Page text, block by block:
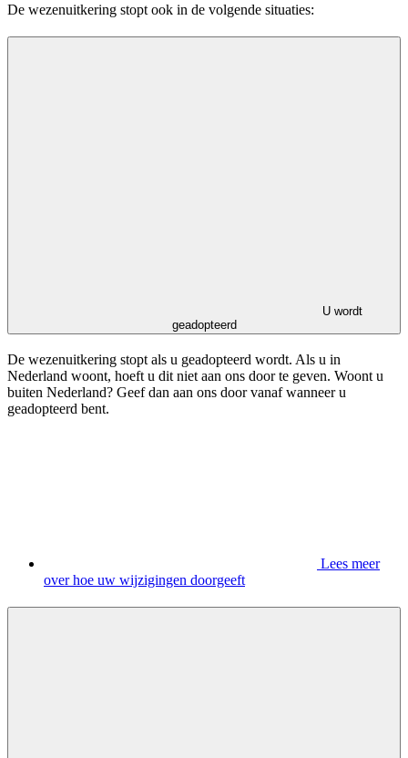
De wezenuitkering stopt ook in de volgende situaties:
U wordt
geadopteerd
De wezenuitkering stopt als u geadopteerd wordt. Als u in
Nederland woont, hoeft u dit niet aan ons door te geven. Woont u
buiten Nederland? Geef dan aan ons door vanaf wanneer u
geadopteerd bent.
Lees meer
over hoe uw wijzigingen doorgeeft